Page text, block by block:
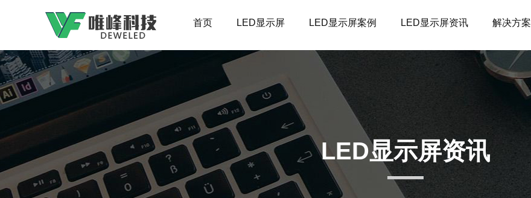
首页 LED显示屏 LED显示屏案例 LED显示屏资讯 解决方案
LED显示屏资讯